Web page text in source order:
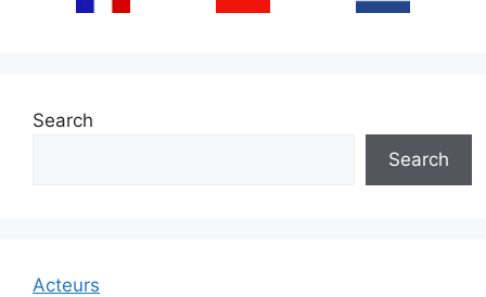
Search
Search
Acteurs